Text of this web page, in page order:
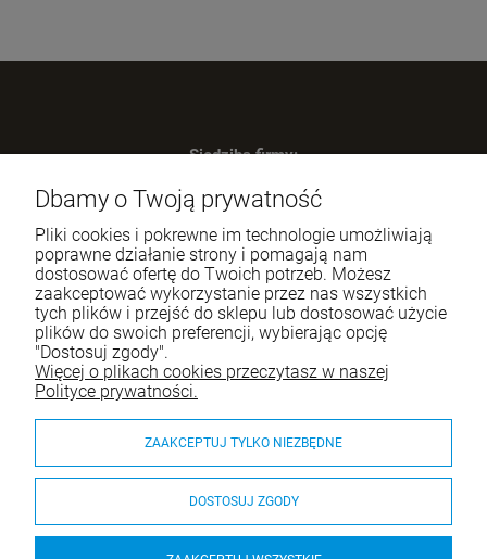
szt.
DO KOSZYKA
KUBEK TERMICZNY TERMOS do kawy na
herbate WŁASNY GRAWER LOGO nadruk
PREZENT
46,99 zł
szt.
DO KOSZYKA
MATA PODKŁADKA OCHRONNA NA BURKO
1,00 zł
szt.
DO KOSZYKA
Siedziba firmy:
SWIP Decortrend Sp. z o.o. Sp. K.
ul. Legnicka 28
25-328 Kielce
NIP: 959-197-34-59
Tel.:
517-378-341
e-mail: sklep.decortrend@gmail.com
Pomoc
Moje konto
Płatności i dostawa
Dbamy o Twoją prywatność
Pliki cookies i pokrewne im technologie umożliwiają
poprawne działanie strony i pomagają nam
dostosować ofertę do Twoich potrzeb. Możesz
zaakceptować wykorzystanie przez nas wszystkich
tych plików i przejść do sklepu lub dostosować użycie
plików do swoich preferencji, wybierając opcję
"Dostosuj zgody".
Więcej o plikach cookies przeczytasz w naszej
Polityce prywatności.
ZAAKCEPTUJ TYLKO NIEZBĘDNE
DOSTOSUJ ZGODY